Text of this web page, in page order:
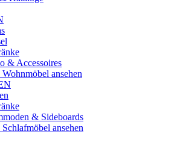
& Accessoires
ansehen
& Sideboards
ansehen